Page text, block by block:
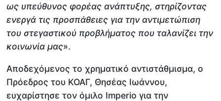
ως υπεύθυνος φορέας ανάπτυξης, στηρίζοντας
ενεργά τις προσπάθειες για την αντιμετώπιση
του στεγαστικού προβλήματος που ταλανίζει την
κοινωνία μας».
Αποδεχόμενος το χρηματικό αντιστάθμισμα, ο
Πρόεδρος του ΚΟΑΓ, Θησέας Ιωάννου,
ευχαρίστησε τον όμιλο Imperio για την